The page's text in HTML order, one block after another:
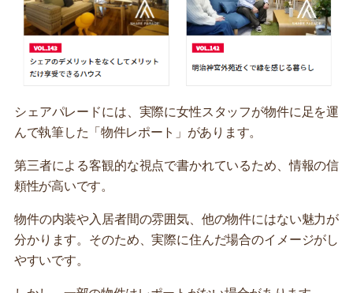
シェアパレードには、実際に女性スタッフが物件に足を運
んで執筆した「物件レポート」があります。
第三者による客観的な視点で書かれているため、情報の信
頼性が高いです。
物件の内装や入居者間の雰囲気、他の物件にはない魅力が
分かります。そのため、実際に住んだ場合のイメージがし
やすいです。